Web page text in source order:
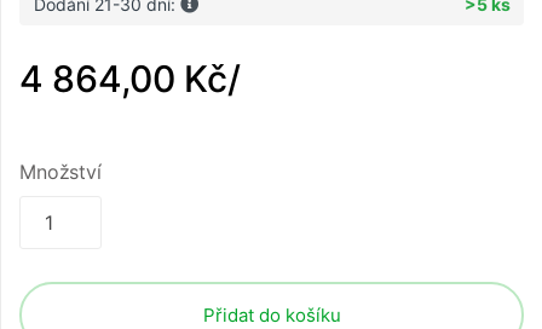
Dodání 21-30 dní: >5 ks
4 864,00 Kč/
Množství
Přidat do košíku